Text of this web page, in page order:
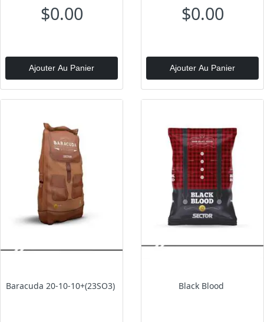
$0.00
Ajouter Au Panier
$0.00
Ajouter Au Panier
Baracuda 20-10-10+(23SO3) Black Blood